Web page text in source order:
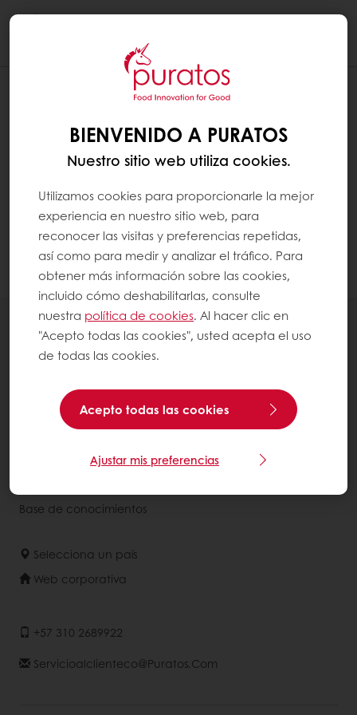
BIENVENIDO A PURATOS
Nuestro sitio web utiliza cookies.
Utilizamos cookies para proporcionarle la mejor
experiencia en nuestro sitio web, para
reconocer las visitas y preferencias repetidas,
así como para medir y analizar el tráfico. Para
obtener más información sobre las cookies,
incluido cómo deshabilitarlas, consulte
nuestra política de cookies. Al hacer clic en
"Acepto todas las cookies", usted acepta el uso
de todas las cookies.
Acepto todas las cookies
Ajustar mis preferencias
Productos
Insights del Consumidor
Base de conocimientos
Selecciona un país
Web corporativa
+57 310 2689922
Servicioalclienteco@puratos.com